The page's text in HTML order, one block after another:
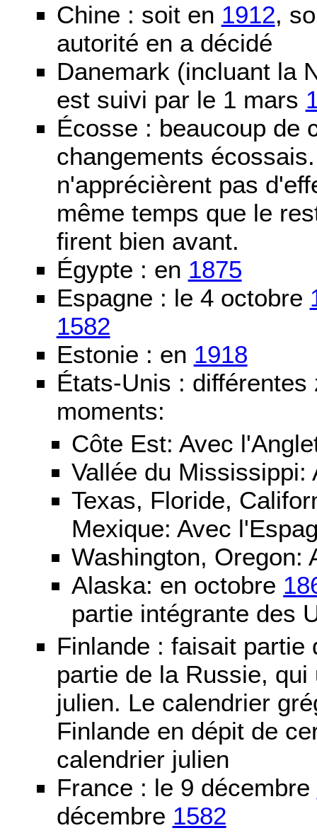
Chine : soit en 1912,
autorité en a décidé
Danemark (incluant la
est suivi par le 1 mars
Écosse : beaucoup de
changements
n'apprécièrent pas
même temps que le
firent bien avant.
Égypte : en 1875
Espagne : le 4 octobre
1582
Estonie : en 1918
États-Unis :
moments:
Côte Est: Avec
Vallée du
Texas, Floride,
Mexique: Avec
Washington, Oregon:
Alaska: en octobre
partie intégrante des
Finlande : faisait partie
partie de la Russie,
julien. Le calendrier
Finlande en dépit de
calendrier julien
France : le 9 décembre
décembre 1582